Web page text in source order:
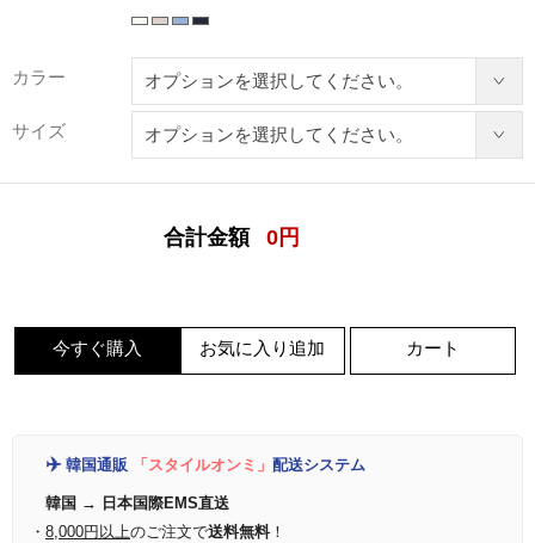
カラー
サイズ
合計金額 0 円
今すぐ購入 お気に入り追加 カート
✈️ 韓国通販 「スタイルオンミ」 配送システム
韓国 → 日本国際EMS直送
・ 8,000円以上のご注文で送料無料！